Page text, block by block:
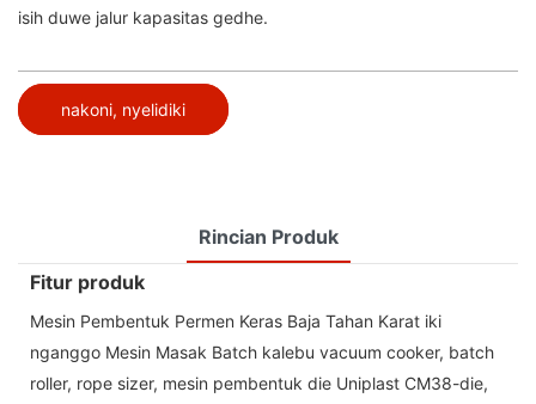
isih duwe jalur kapasitas gedhe.
nakoni, nyelidiki
Rincian Produk
Fitur produk
Mesin Pembentuk Permen Keras Baja Tahan Karat iki
nganggo Mesin Masak Batch kalebu vacuum cooker, batch
roller, rope sizer, mesin pembentuk die Uniplast CM38-die,